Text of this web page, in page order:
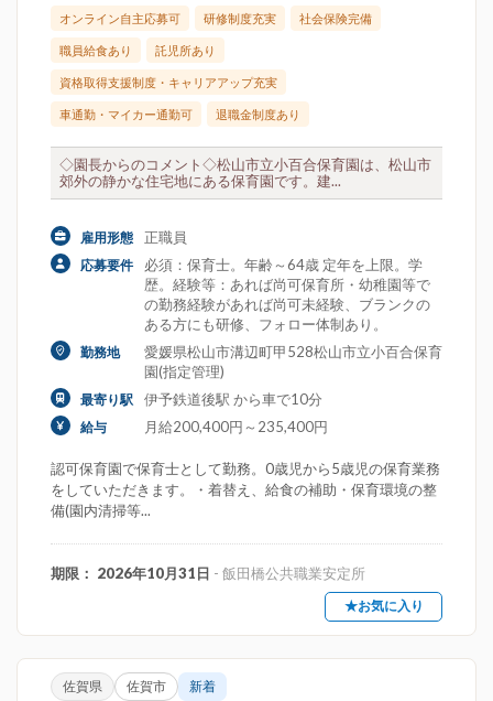
オンライン自主応募可 研修制度充実 社会保険完備
職員給食あり 託児所あり
資格取得支援制度・キャリアアップ充実
車通勤・マイカー通勤可 退職金制度あり
◇園長からのコメント◇松山市立小百合保育園は、松山市
郊外の静かな住宅地にある保育園です。建...
雇用形態 正職員
応募要件
必須：保育士。年齢～64歳 定年を上限。学
歴。経験等：あれば尚可保育所・幼稚園等で
の勤務経験があれば尚可未経験、ブランクの
ある方にも研修、フォロー体制あり。
勤務地
愛媛県松山市溝辺町甲528松山市立小百合保育
園(指定管理)
最寄り駅 伊予鉄道後駅 から車で10分
給与 月給200,400円～235,400円
認可保育園で保育士として勤務。0歳児から5歳児の保育業務
をしていただきます。・着替え、給食の補助・保育環境の整
備(園内清掃等...
期限： 2026年10月31日 - 飯田橋公共職業安定所
★お気に入り
佐賀県 佐賀市 新着